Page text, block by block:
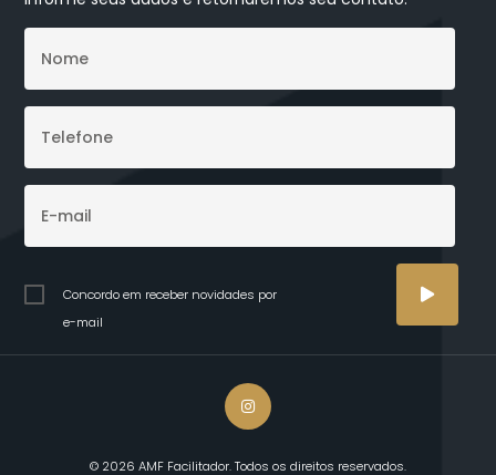
Concordo em receber novidades por
e-mail
© 2026 AMF Facilitador. Todos os direitos reservados.